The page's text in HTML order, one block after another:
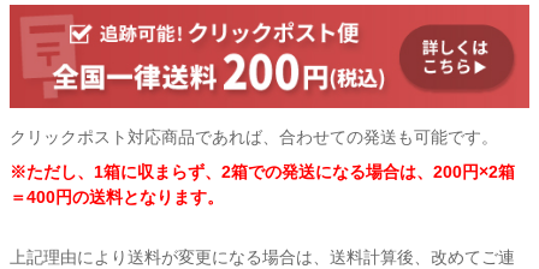
クリックポスト対応商品であれば、合わせての発送も可能です。
※ただし、1箱に収まらず、2箱での発送になる場合は、200円×2箱
＝400円の送料となります。
上記理由により送料が変更になる場合は、送料計算後、改めてご連